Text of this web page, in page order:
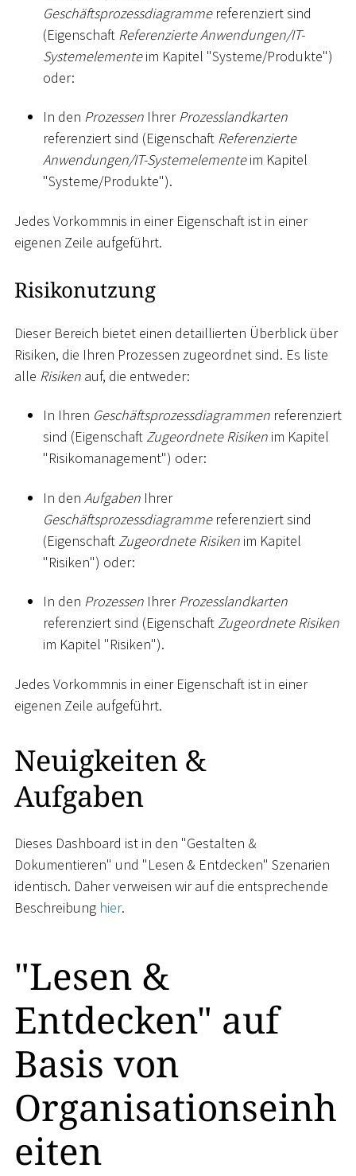
Geschäftsprozessdiagrammereferenziert sind
(Eigenschaft Referenzierte Anwendungen/IT-
Systemelementeim Kapitel "Systeme/Produkte")
oder:
In den Prozessen IhrerProzesslandkarten
referenziert sind (Eigenschaft Referenzierte
Anwendungen/IT-Systemelementeim Kapitel
"Systeme/Produkte").
Jedes Vorkommnis in einer Eigenschaft ist in einer
eigenen Zeile aufgeführt.
Risikonutzung
Dieser Bereich bietet einen detaillierten Überblick über
Risiken, die Ihren Prozessen zugeordnet sind. Es liste
alle Risiken auf, die entweder:
In Ihren Geschäftsprozessdiagrammen referenziert
sind (Eigenschaft Zugeordnete Risiken im Kapitel
"Risikomanagement") oder:
In den Aufgaben Ihrer
Geschäftsprozessdiagrammereferenziert sind
(Eigenschaft Zugeordnete Risiken im Kapitel
"Risiken") oder:
In den Prozessen IhrerProzesslandkarten
referenziert sind (Eigenschaft Zugeordnete Risiken
im Kapitel "Risiken").
Jedes Vorkommnis in einer Eigenschaft ist in einer
eigenen Zeile aufgeführt.
Neuigkeiten &
Aufgaben
Dieses Dashboard ist in den "Gestalten &
Dokumentieren" und "Lesen & Entdecken" Szenarien
identisch. Daher verweisen wir auf die entsprechende
Beschreibung hier.
"Lesen &
Entdecken" auf
Basis von
Organisationseinh
eiten